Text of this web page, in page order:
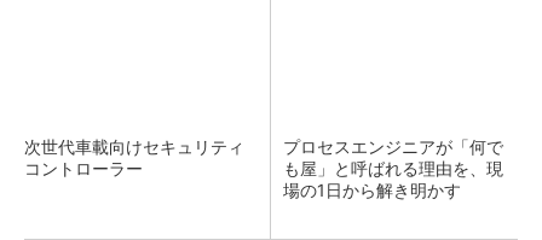
次世代車載向けセキュリティ
コントローラー
プロセスエンジニアが「何で
も屋」と呼ばれる理由を、現
場の1日から解き明かす